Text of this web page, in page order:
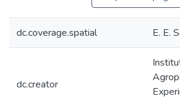
dc.coverage.spatial E. E.
dc.creator